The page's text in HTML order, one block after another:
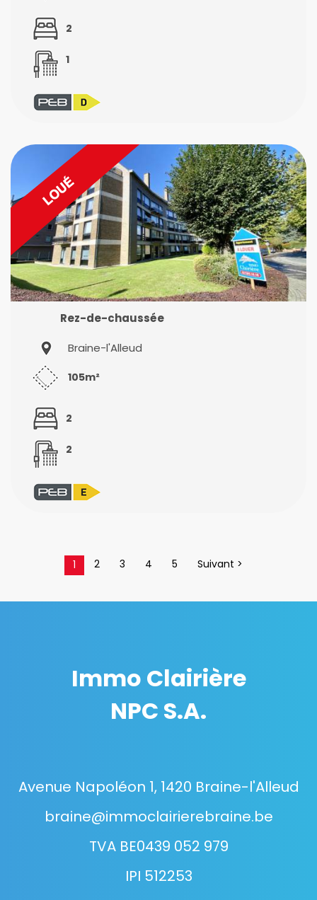
2
1
Rez-de-chaussée
Braine-l'Alleud
105m²
2
2
1 2 3 4 5 Suivant >
Immo Clairière
NPC S.A.
Avenue Napoléon 1, 1420 Braine-l'Alleud
braine@immoclairierebraine.be
TVA BE0439 052 979
IPI 512253